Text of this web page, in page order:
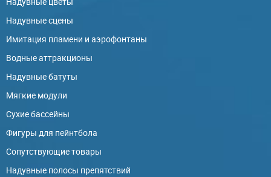
Надувные сцены
Имитация пламени и аэрофонтаны
Водные аттракционы
Надувные батуты
Мягкие модули
Сухие бассейны
Фигуры для пейнтбола
Сопутствующие товары
Надувные полосы препятствий